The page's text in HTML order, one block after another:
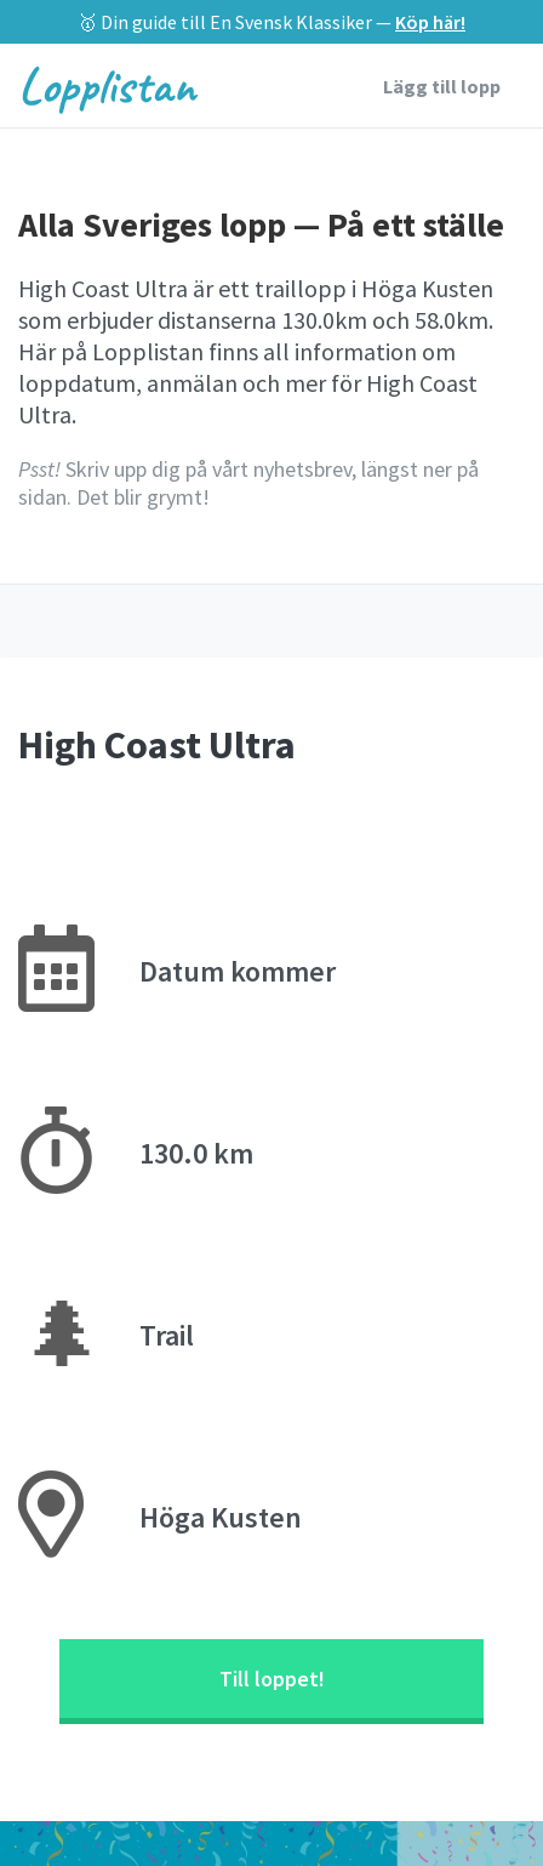
🥇 Din guide till En Svensk Klassiker — Köp här!
Lopplistan Lägg till lopp
Alla Sveriges lopp — På ett ställe
High Coast Ultra är ett traillopp i Höga Kusten
som erbjuder distanserna 130.0km och 58.0km.
Här på Lopplistan finns all information om
loppdatum, anmälan och mer för High Coast
Ultra.
Psst!Skriv upp dig på vårt nyhetsbrev, längst ner på
sidan. Det blir grymt!
High Coast Ultra
Datum kommer
130.0 km
🌲 Trail
Höga Kusten
Till loppet!